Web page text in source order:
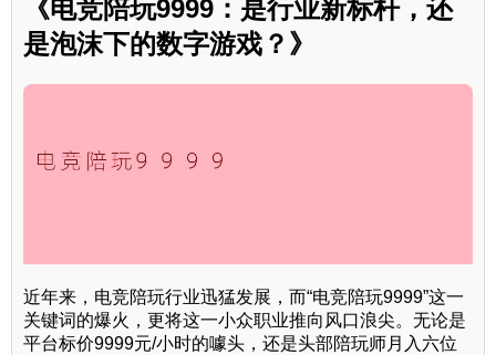
《电竞陪玩9999：是行业新标杆，还
是泡沫下的数字游戏？》
近年来，电竞陪玩行业迅猛发展，而“电竞陪玩9999”这一
关键词的爆火，更将这一小众职业推向风口浪尖。无论是
平台标价9999元/小时的噱头，还是头部陪玩师月入六位